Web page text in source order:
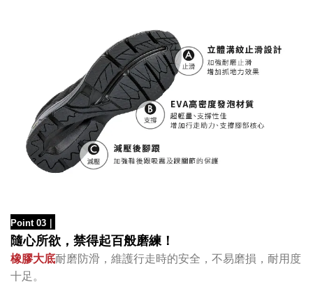
Point 03 ｜
隨心所欲，禁得起百般磨練！
橡膠大底耐磨防滑，維護行走時的安全，不易磨損，耐用度
十足 。